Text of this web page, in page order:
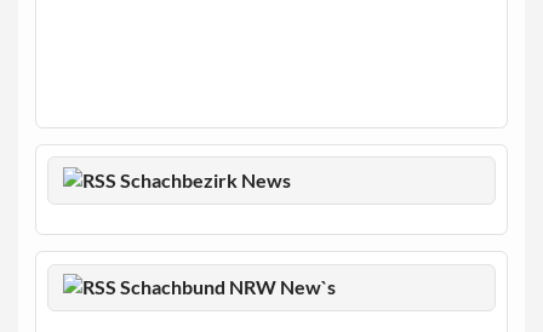
Schachbezirk News
Schachbund NRW New`s